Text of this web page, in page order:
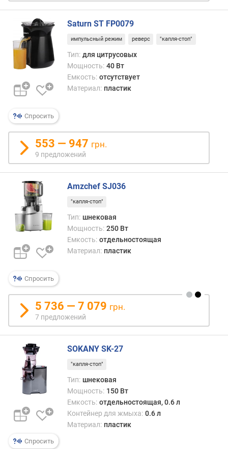
)
Спросить
Saturn ST FP0079
импульсный режим реверс "капля-стоп"
Тип: для цитрусовых
Мощность: 40 Вт
Емкость: отсутствует
Материал: пластик
553 — 947 грн.
9 предложений
Спросить
Amzchef SJ036
"капля-стоп"
Тип: шнековая
Мощность: 250 Вт
Емкость: отдельностоящая
Материал: пластик
5 736 — 7 079 грн.
7 предложений
Спросить
SOKANY SK-27
"капля-стоп"
Тип: шнековая
Мощность: 150 Вт
Емкость: отдельностоящая, 0.6 л
Контейнер для жмыха: 0.6 л
Материал: пластик